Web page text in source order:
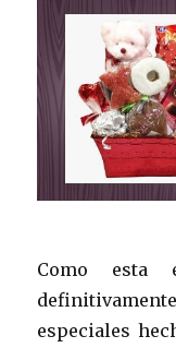
Como esta
especiales